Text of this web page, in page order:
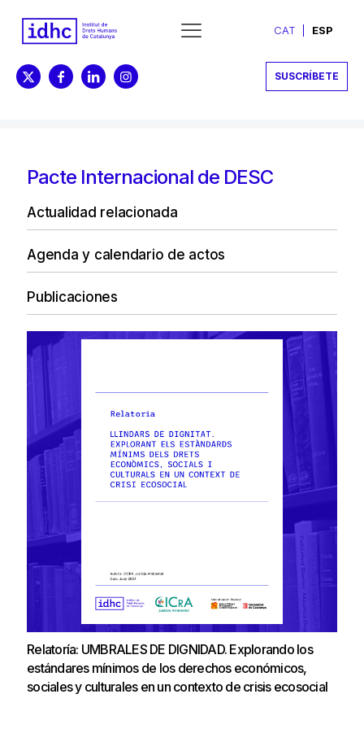
CAT ESP
SUSCRÍBETE
Pacte Internacional de DESC
Actualidad relacionada
Agenda y calendario de actos
Publicaciones
Relatoría: UMBRALES DE DIGNIDAD. Explorando los
estándares mínimos de los derechos económicos,
sociales y culturales en un contexto de crisis ecosocial